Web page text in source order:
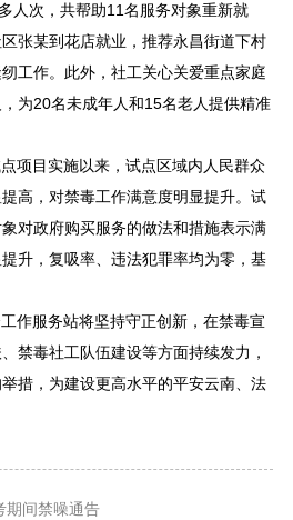
人次，共帮助11名服务对象重新就
张某到花店就业，推荐永昌街道下村
工作。此外，社工关心关爱重点家庭
为20名未成年人和15名老人提供精准
项目实施以来，试点区域内人民群众
高，对禁毒工作满意度明显提升。试
对政府购买服务的做法和措施表示满
升，复吸率、违法犯罪率均为零，基
作服务站将坚持守正创新，在禁毒宣
禁毒社工队伍建设等方面持续发力，
措，为建设更高水平的平安云南、法
期间禁噪通告